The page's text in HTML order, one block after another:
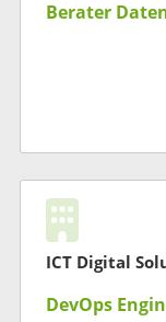
Berater
ICT Digital
DevOps